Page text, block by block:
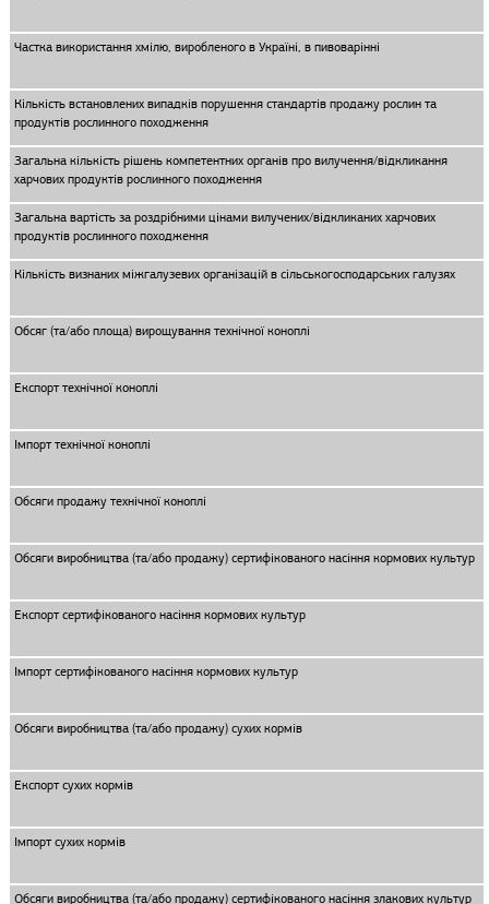
Частка використання хмілю, виробленого в Україні, в пивоварінні
Кількість встановлених випадків порушення стандартів продажу рослин та
продуктів рослинного походження
Загальна кількість рішень компетентних органів про вилучення/відкликання
харчових продуктів рослинного походження
Загальна вартість за роздрібними цінами вилучених/відкликаних харчових
продуктів рослинного походження
Кількість визнаних міжгалузевих організацій в сільськогосподарських галузях
Обсяг (та/або площа) вирощування технічної коноплі
Експорт технічної коноплі
Імпорт технічної коноплі
Обсяги продажу технічної коноплі
Обсяги виробництва (та/або продажу) сертифікованого насіння кормових культур
Експорт сертифікованого насіння кормових культур
Імпорт сертифікованого насіння кормових культур
Обсяги виробництва (та/або продажу) сухих кормів
Експорт сухих кормів
Імпорт сухих кормів
Обсяги виробництва (та/або продажу) сертифікованого насіння злакових культур